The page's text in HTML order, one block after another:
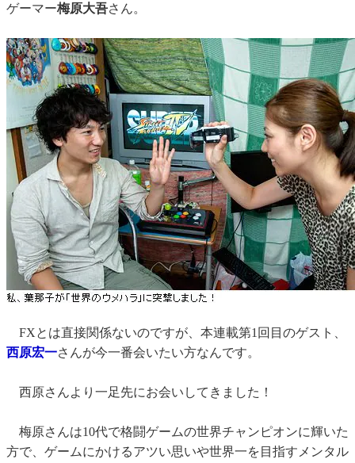
ゲーマー梅原大吾さん。
FXとは直接関係ないのですが、本連載第1回目のゲスト、
西原宏一さんが今一番会いたい方なんです。
西原さんより一足先にお会いしてきました！
梅原さんは10代で格闘ゲームの世界チャンピオンに輝いた
方で、ゲームにかけるアツい思いや世界一を目指すメンタル